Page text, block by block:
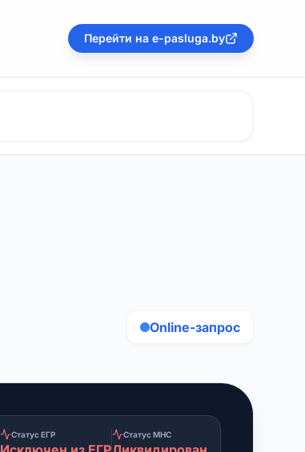
Перейти на e-pasluga.by
Online-запрос
Статус ЕГР Статус МНС